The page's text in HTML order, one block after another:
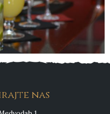
nas